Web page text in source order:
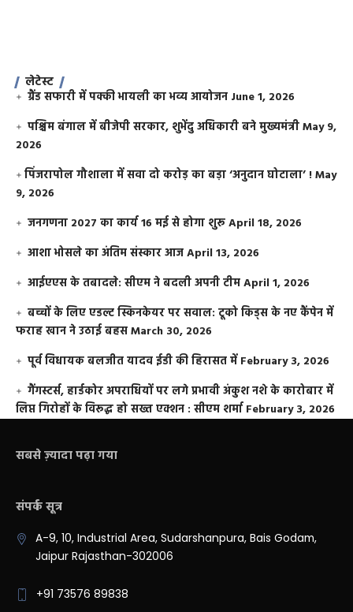
लेटेस्ट
ग्रैंड सफारी में पक्की भायली का भव्य आयोजन June 1, 2026
पश्चिम बंगाल में बीजेपी सरकार, शुभेंदु अधिकारी बने मुख्यमंत्रीMay 9,
2026
​पिंजरापोल गौशाला में सवा दो करोड़ का बड़ा ‘अनुदान घोटाला’ !May
9, 2026
जनगणना 2027 का कार्य 16 मई से होगा शुरूApril 18, 2026
आशा भोसले का अंतिम संस्कार आजApril 13, 2026
आईएएस के तबादले: सीएम ने बदली अपनी टीमApril 1, 2026
बच्चों के लिए एडल्ट स्किनकेयर पर सवाल: टूको किड्स के नए कैंपेन में
फराह खान ने उठाई बहसMarch 30, 2026
पूर्व विधायक बलजीत यादव ईडी की हिरासत में February 3, 2026
गैंगस्टर्स, हार्डकोर अपराधियों पर लगे प्रभावी अंकुश नशे के कारोबार में
लिप्त गिरोहों के विरूद्ध हो सख्त एक्शन : सीएम शर्मा February 3, 2026
सबसे ज़्यादा पढ़ा गया
संपर्क सूत्र
A-9, 10, Industrial Area, Sudarshanpura, Bais Godam,
Jaipur Rajasthan-302006
+91 73576 89838